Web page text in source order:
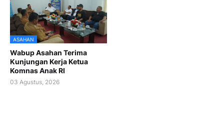
ASAHAN
Wabup Asahan Terima
Kunjungan Kerja Ketua
Komnas Anak RI
03 Agustus, 2026